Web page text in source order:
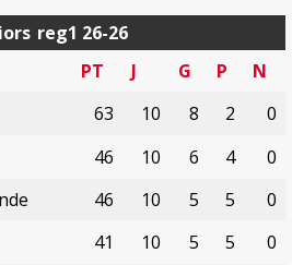
reg1 26-26
PT J G P
N
63 10 8 2
0
46 10 6 4
0
46 10 5 5
0
41 10 5 5
0